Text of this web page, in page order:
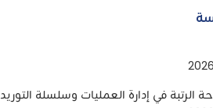
الرتبة في إدارة العمليات وسلسلة التوريد